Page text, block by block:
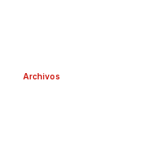
Archivos